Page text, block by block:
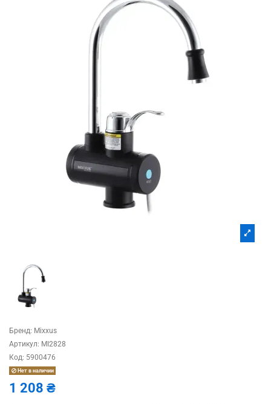
Бренд: Mixxus
Артикул: MI2828
Код: 5900476
Нет в наличии
1 208 ₴